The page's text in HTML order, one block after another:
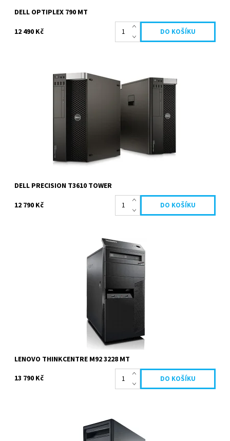
DELL OPTIPLEX 790 MT
12 490 Kč
ROM, nVidia Quadro K2000 se 2 GB paměti, Windows...
Skladem
495
Dell
2 roky
DELL PRECISION T3610 TOWER
12 790 Kč
Intel Core i7 3770 3.4 GHz, 16384 MB, 628 GB Hybridní, DVD-RW,
nVidia GeForce GTX1050, Windows 7 Professional....
Skladem
LENOVO THINKCENTRE M92 3228 MT
13 790 Kč
GeForce GTX1050, Windows 7 Professional....
Na cestě